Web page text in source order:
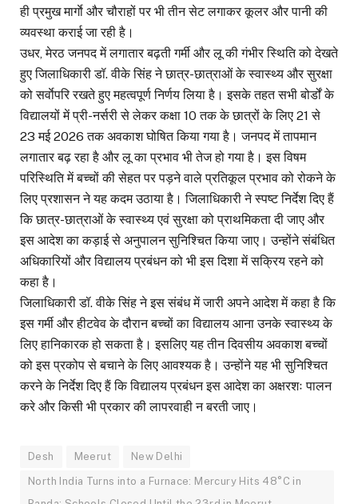
ही प्रमुख मार्गाे और चौराहों पर भी तीन सेट लगाकर कूलर और पानी की
व्यवस्था कराई जा रही है।
उधर, मेरठ जनपद में लगातार बढ़ती गर्मी और लू की गंभीर स्थिति को देखते
हुए जिलाधिकारी डॉ. वीके सिंह ने छात्र-छात्राओं के स्वास्थ्य और सुरक्षा
को सर्वाेपरि रखते हुए महत्वपूर्ण निर्णय लिया है। इसके तहत सभी बोर्डों के
विद्यालयों में प्री-नर्सरी से लेकर कक्षा 10 तक के छात्रों के लिए 21 से
23 मई 2026 तक अवकाश घोषित किया गया है। जनपद में तापमान
लगातार बढ़ रहा है और लू का प्रभाव भी तेज हो गया है। इस विषम
परिस्थिति में बच्चों की सेहत पर पड़ने वाले प्रतिकूल प्रभाव को रोकने के
लिए प्रशासन ने यह कदम उठाया है। जिलाधिकारी ने स्पष्ट निर्देश दिए हैं
कि छात्र-छात्राओं के स्वास्थ्य एवं सुरक्षा को प्राथमिकता दी जाए और
इस आदेश का कड़ाई से अनुपालन सुनिश्चित किया जाए। उन्होंने संबंधित
अधिकारियों और विद्यालय प्रबंधन को भी इस दिशा में सक्रिय रहने को
कहा है।
जिलाधिकारी डॉ. वीके सिंह ने इस संबंध में जारी अपने आदेश में कहा है कि
इस गर्मी और हीटवेव के दौरान बच्चों का विद्यालय आना उनके स्वास्थ्य के
लिए हानिकारक हो सकता है। इसलिए यह तीन दिवसीय अवकाश बच्चों
को इस प्रकोप से बचाने के लिए आवश्यक है। उन्होंने यह भी सुनिश्चित
करने के निर्देश दिए हैं कि विद्यालय प्रबंधन इस आदेश का अक्षरशः पालन
करे और किसी भी प्रकार की लापरवाही न बरती जाए।
Desh Meerut New Delhi
North India Turns into a Furnace: Mercury Hits 48°C in